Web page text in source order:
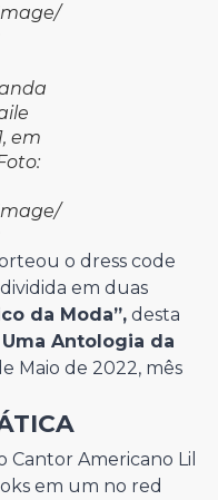
em
o dress code
em duas
da Moda”, desta
Uma Antologia da
Maio de 2022, mês
Americano Lil
em um no red